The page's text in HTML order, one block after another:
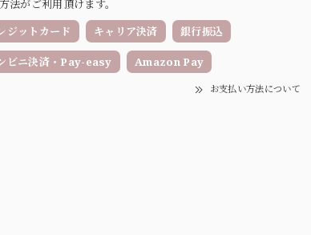
法がご利用頂けます。
ジットカード
キャリア決済 銀行振込
ビニ決済・Pay-easy Amazon Pay
お支払い方法について